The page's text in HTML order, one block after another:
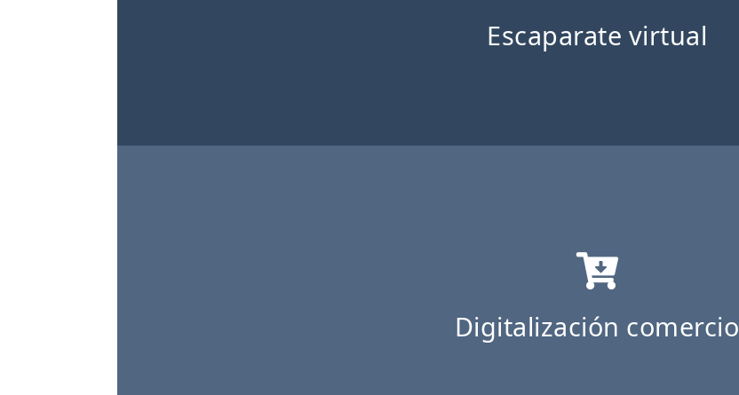
Escaparate virtual
Digitalización comercio